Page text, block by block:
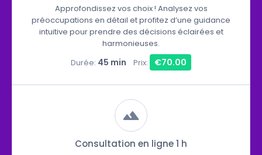
Approfondissez vos choix ! Analysez vos
préoccupations en détail et profitez d’une guidance
intuitive pour prendre des décisions éclairées et
harmonieuses.
Durée: 45 min Prix: €70.00
Consultation en ligne 1 h